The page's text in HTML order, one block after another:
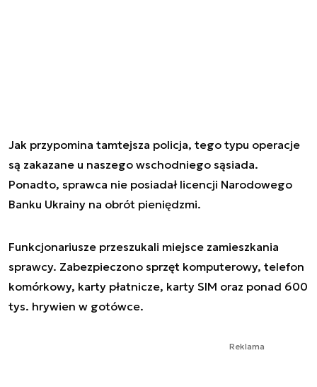
Jak przypomina tamtejsza policja, tego typu operacje
są zakazane u naszego wschodniego sąsiada.
Ponadto, sprawca nie posiadał licencji Narodowego
Banku Ukrainy na obrót pieniędzmi.
Funkcjonariusze przeszukali miejsce zamieszkania
sprawcy. Zabezpieczono sprzęt komputerowy, telefon
komórkowy, karty płatnicze, karty SIM oraz ponad 600
tys. hrywien w gotówce.
Reklama